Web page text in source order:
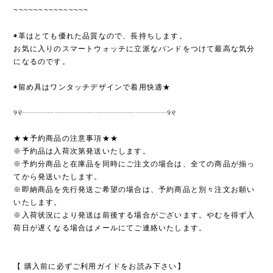
~~~~~~~~~~~~~~~
◉革はとても優れた品質なので、長持ちします。
お気に入りのスマートウォッチに立派なバンドをつけて最高な気分
になるのです。
◉留め具はワンタッチデザインで着用快適★
୨୧┈┈┈┈┈┈┈┈┈┈┈┈┈┈┈┈┈┈୨୧
★★予約商品の注意事項★★
※予約品は入荷次第発送いたします。
※予約分商品と在庫品を同時にご注文の場合は、全ての商品が揃っ
てから発送いたします。
※即納商品を先行発送ご希望の場合は、予約商品と別々注文お願い
いたします。
※入荷状況により発送は前後する場合がございます。やむを得ず入
荷日が遅くなる場合はメールにてご連絡いたします。
【 購入前に必ずご利用ガイドをお読み下さい】